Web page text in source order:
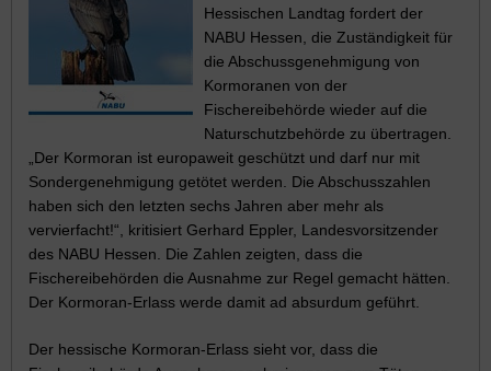
Hessischen Landtag fordert der
NABU Hessen, die Zuständigkeit für
die Abschussgenehmigung von
Kormoranen von der
Fischereibehörde wieder auf die
Naturschutzbehörde zu übertragen.
„Der Kormoran ist europaweit geschützt und darf nur mit
Sondergenehmigung getötet werden. Die Abschusszahlen
haben sich den letzten sechs Jahren aber mehr als
vervierfacht!“, kritisiert Gerhard Eppler, Landesvorsitzender
des NABU Hessen. Die Zahlen zeigten, dass die
Fischereibehörden die Ausnahme zur Regel gemacht hätten.
Der Kormoran-Erlass werde damit ad absurdum geführt.
Der hessische Kormoran-Erlass sieht vor, dass die